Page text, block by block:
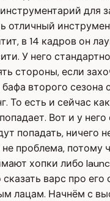
для
в 14 кадров он
У него
если
второго
есть и сейчас
Вот и у
попадать, ничего
проблема,
хопки либо
варс про
лацам. Начнём с